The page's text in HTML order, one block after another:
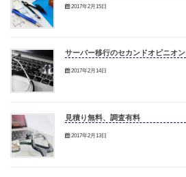
2017年2月15日
サーバー移行のセカンドオピニオン
2017年2月14日
見積り無料、調査有料
2017年2月13日